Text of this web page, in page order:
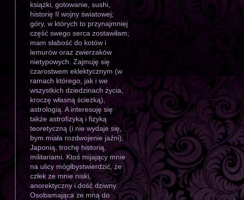
książki, gotowanie, sushi,
historię II wojny światowej;
góry, w których to przynajmniej
część swego serca zostawiłam;
mam słabość do kotów i
lemurów oraz zwierzaków
nietypowych. Zajmuję się
czarostwem eklektycznym (w
ramach którego, jak i we
wszystkich dziedzinach życia,
kroczę własną ścieżką),
astrologią. A interesuję się
także astrofizyką i fizyką
teoretyczną (i nie wydaje się,
bym miała rozdwojenie jaźni),
Japonią, trochę historią,
militariami. Ktoś mijający mnie
na ulicy mógłbystwierdzić, że
człek ze mnie niski,
anorektyczny i dość dziwny.
Osobamająca ze mną do